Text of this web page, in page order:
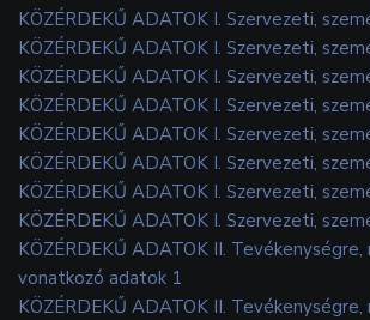
KÖZÉRDEKŰ ADATOK I. Szervezeti,
KÖZÉRDEKŰ ADATOK I. Szervezeti,
KÖZÉRDEKŰ ADATOK I. Szervezeti,
KÖZÉRDEKŰ ADATOK I. Szervezeti,
KÖZÉRDEKŰ ADATOK I. Szervezeti,
KÖZÉRDEKŰ ADATOK I. Szervezeti,
KÖZÉRDEKŰ ADATOK I. Szervezeti,
KÖZÉRDEKŰ ADATOK I. Szervezeti,
KÖZÉRDEKŰ ADATOK II. Tevékenységre,
vonatkozó adatok 1
KÖZÉRDEKŰ ADATOK II. Tevékenységre,